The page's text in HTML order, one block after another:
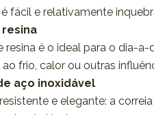
fácil e relativamente
resina
resina é o ideal para o dia-
ao frio, calor ou outras
aço inoxidável
e elegante: a